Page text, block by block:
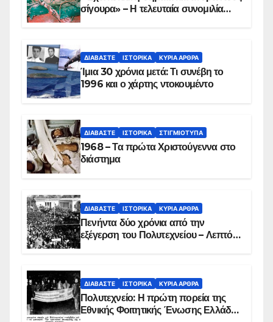
σίγουρα» – Η τελευταία συνομιλία
ΔΙΑΒΆΣΤΕ ΙΣΤΟΡΙΚΆ ΚΥΡΙΑ ΑΡΘΡΑ
Ίμια 30 χρόνια μετά: Τι συνέβη το
1996 και ο χάρτης ντοκουμέντο
ΔΙΑΒΆΣΤΕ ΙΣΤΟΡΙΚΆ ΣΤΙΓΜΙΌΤΥΠΑ
1968 – Τα πρώτα Χριστούγεννα στο
διάστημα
ΔΙΑΒΆΣΤΕ ΙΣΤΟΡΙΚΆ ΚΥΡΙΑ ΑΡΘΡΑ
Πενήντα δύο χρόνια από την
εξέγερση του Πολυτεχνείου – Λεπτό
ΔΙΑΒΆΣΤΕ ΙΣΤΟΡΙΚΆ ΚΥΡΙΑ ΑΡΘΡΑ
Πολυτεχνείο: Η πρώτη πορεία της
Εθνικής Φοιτητικής Ένωσης Ελλάδος